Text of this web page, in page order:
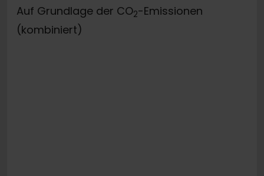
Auf Grundlage der CO2-Emissionen
(kombiniert)